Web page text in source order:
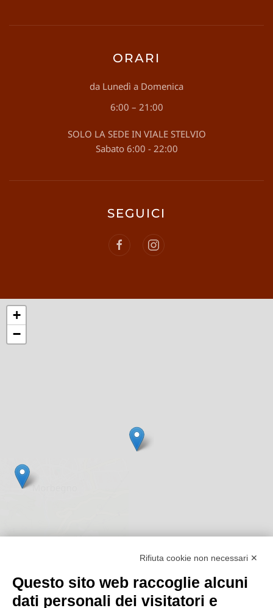
ORARI
da Lunedì a Domenica
6:00 – 21:00
SOLO LA SEDE IN VIALE STELVIO
Sabato 6:00 - 22:00
SEGUICI
+
−
Leaflet|©
Rifiuta cookie non necessari ✕
Questo sito web raccoglie alcuni
dati personali dei visitatori e